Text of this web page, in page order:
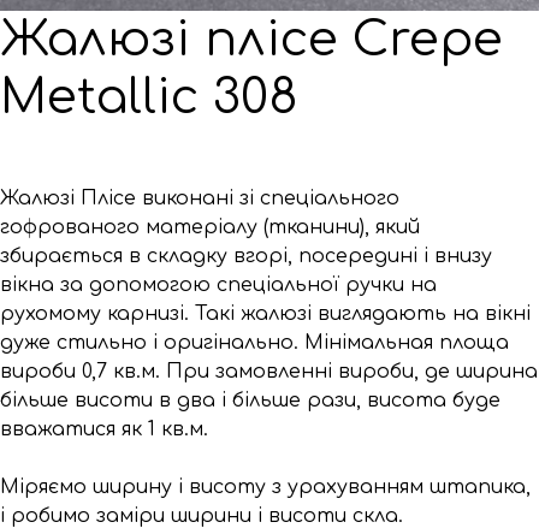
Жалюзі плісе Crepe
Metallic 308
Жалюзі Плісе виконані зі спеціального
гофрованого матеріалу (тканини), який
збирається в складку вгорі, посередині і внизу
вікна за допомогою спеціальної ручки на
рухомому карнизі. Такі жалюзі виглядають на вікні
дуже стильно і оригінально. Мінімальная площа
вироби 0,7 кв.м. При замовленні вироби, де ширина
більше висоти в два і більше рази, висота буде
вважатися як 1 кв.м.
Міряємо ширину і висоту з урахуванням штапика,
і робимо заміри ширини і висоти скла.